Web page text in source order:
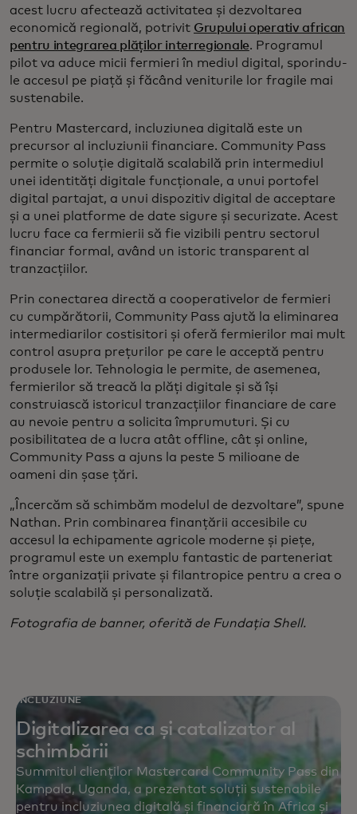
acest lucru afectează activitatea și dezvoltarea
economică regională, potrivit Grupului operativ african
pentru integrarea plăților interregionale. Programul
pilot va aduce micii fermieri în mediul digital, sporindu-
le accesul pe piață și făcând veniturile lor fragile mai
sustenabile.
Pentru Mastercard, incluziunea digitală este un
precursor al incluziunii financiare. Community Pass
permite o soluție digitală scalabilă prin intermediul
unei identități digitale funcționale, a unui portofel
digital partajat, a unui dispozitiv digital de acceptare
și a unei platforme de date sigure și securizate. Acest
lucru face ca fermierii să fie vizibili pentru sectorul
financiar formal, având un istoric transparent al
tranzacțiilor.
Prin conectarea directă a cooperativelor de fermieri
cu cumpărătorii, Community Pass ajută la eliminarea
intermediarilor costisitori și oferă fermierilor mai mult
control asupra prețurilor pe care le acceptă pentru
produsele lor. Tehnologia le permite, de asemenea,
fermierilor să treacă la plăți digitale și să își
construiască istoricul tranzacțiilor financiare de care
au nevoie pentru a solicita împrumuturi. Și cu
posibilitatea de a lucra atât offline, cât și online,
Community Pass a ajuns la peste 5 milioane de
oameni din șase țări.
„Încercăm să schimbăm modelul de dezvoltare”, spune
Nathan. Prin combinarea finanțării accesibile cu
accesul la echipamente agricole moderne și piețe,
programul este un exemplu fantastic de parteneriat
între organizații private și filantropice pentru a crea o
soluție scalabilă și personalizată.
Fotografia de banner, oferită de Fundația Shell.
INCLUZIUNE
Digitalizarea ca și catalizator al
schimbării
Summitul clienților Mastercard Community Pass din
Kampala, Uganda, a prezentat soluții sustenabile
pentru incluziunea digitală și financiară în Africa și